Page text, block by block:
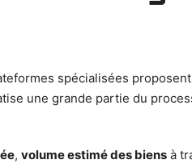
spécialisées
une grande partie du
, volume estimé des biens à